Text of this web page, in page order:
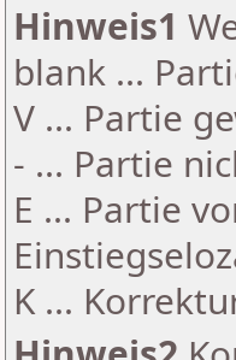
Hinweis1
blank ...
V ... Partie
- ... Partie
E ... Partie
K ...